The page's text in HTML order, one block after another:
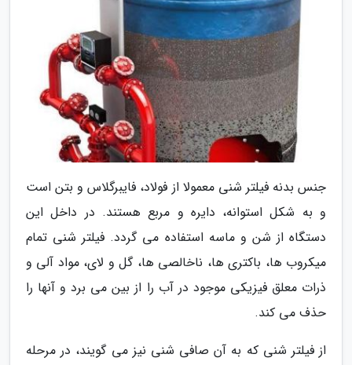
جنس بدنه فیلتر شنی معمولا از فولاد، فایبرگلاس و بتن است
و به شکل استوانه، دایره و مربع هستند. در داخل این
دستگاه از شن و ماسه استفاده می گردد. فیلتر شنی تمام
میکروب ها، باکتری ها، ناخالصی ها، گل و لای، مواد آلی و
ذرات معلق فیزیکی موجود در آب را از بین می برد و آنها را
حذف می کند.
از فیلتر شنی که به آن صافی شنی نیز می گویند، در مرحله